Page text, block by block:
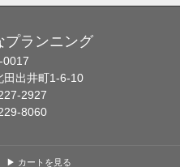
プランニング
0017
田出井町1-6-10
2927
8060
▶ カートを見る